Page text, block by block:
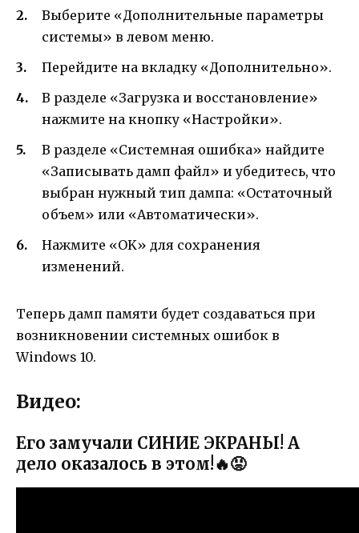
Выберите «Дополнительные параметры
системы» в левом меню.
Перейдите на вкладку «Дополнительно».
В разделе «Загрузка и восстановление»
нажмите на кнопку «Настройки».
В разделе «Системная ошибка» найдите
«Записывать дамп файл» и убедитесь, что
выбран нужный тип дампа: «Остаточный
объем» или «Автоматически».
Нажмите «OK» для сохранения
изменений.
Теперь дамп памяти будет создаваться при
возникновении системных ошибок в
Windows 10.
Видео:
Его замучали СИНИЕ ЭКРАНЫ! А
дело оказалось в этом!🔥😡